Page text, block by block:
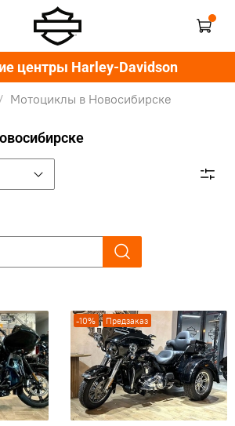
центры Harley-Davidson
Мотоциклы в Новосибирске
-10% Предзаказ